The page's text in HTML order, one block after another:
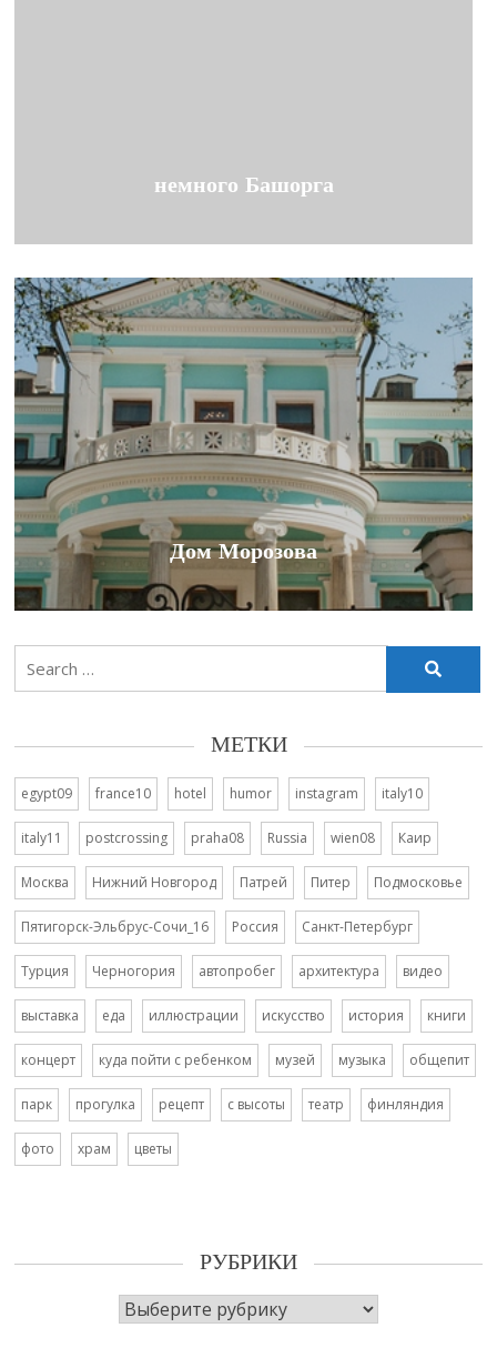
немного Башорга
Дом Морозова
Search
МЕТКИ
egypt09 france10 hotel humor instagram italy10
italy11 postcrossing praha08 Russia wien08 Каир
Москва Нижний Новгород Патрей Питер Подмосковье
Пятигорск-Эльбрус-Сочи_16 Россия Санкт-Петербург
Турция Черногория автопробег архитектура видео
выставка еда иллюстрации искусство история книги
концерт куда пойти с ребенком музей музыка общепит
парк прогулка рецепт с высоты театр финляндия
фото храм цветы
РУБРИКИ
Рубрики